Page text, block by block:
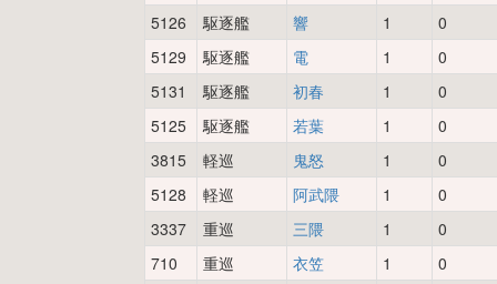
5126
駆逐艦 響 1
0
5129
駆逐艦 電 1
0
5131
駆逐艦 初春 1
0
5125
駆逐艦 若葉 1
0
3815
軽巡 鬼怒 1
0
5128
軽巡 阿武隈 1
0
3337
重巡 三隈 1
0
710
重巡 衣笠 1
0